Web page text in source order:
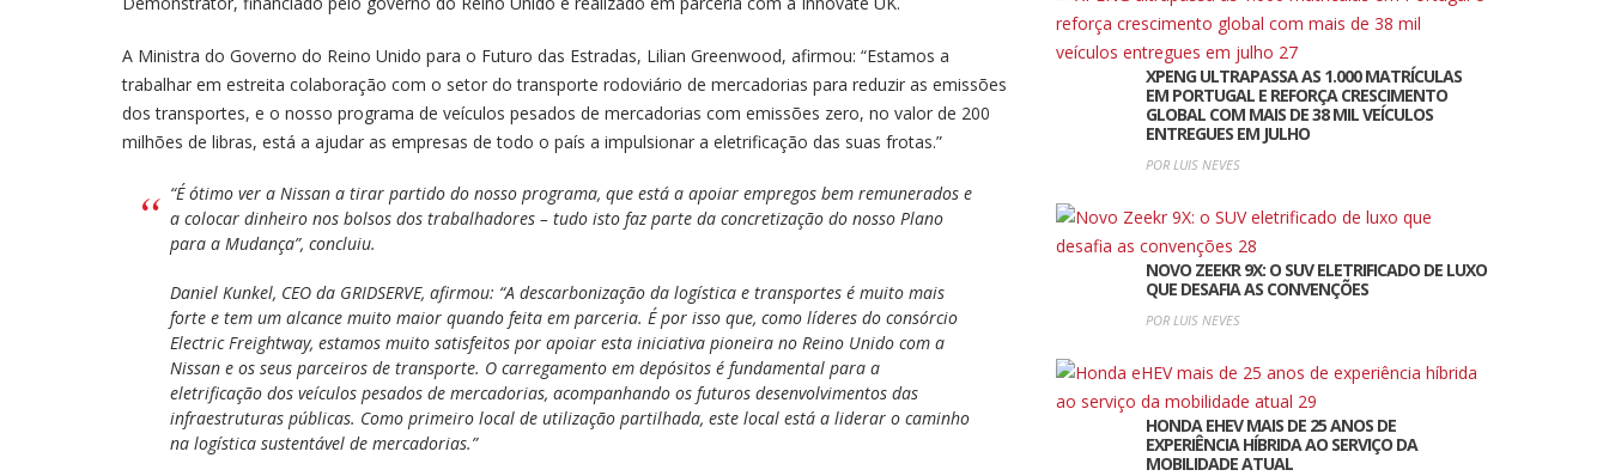
A Ministra do Governo do Reino Unido para o Futuro das Estradas, Lilian Greenwood, afirmou: “Estamos a
trabalhar em estreita colaboração com o setor do transporte rodoviário de mercadorias para reduzir as emissões
dos transportes, e o nosso programa de veículos pesados de mercadorias com emissões zero, no valor de 200
milhões de libras, está a ajudar as empresas de todo o país a impulsionar a eletrificação das suas frotas.”
“É ótimo ver a Nissan a tirar partido do nosso programa, que está a apoiar empregos bem remunerados e
a colocar dinheiro nos bolsos dos trabalhadores – tudo isto faz parte da concretização do nosso Plano
para a Mudança”, concluiu.
Daniel Kunkel, CEO da GRIDSERVE, afirmou: “A descarbonização da logística e transportes é muito mais
forte e tem um alcance muito maior quando feita em parceria. É por isso que, como líderes do consórcio
Electric Freightway, estamos muito satisfeitos por apoiar esta iniciativa pioneira no Reino Unido com a
Nissan e os seus parceiros de transporte. O carregamento em depósitos é fundamental para a
eletrificação dos veículos pesados de mercadorias, acompanhando os futuros desenvolvimentos das
infraestruturas públicas. Como primeiro local de utilização partilhada, este local está a liderar o caminho
na logística sustentável de mercadorias.”
XPENG ULTRAPASSA AS 1.000 MATRÍCULAS
EM PORTUGAL E REFORÇA CRESCIMENTO
GLOBAL COM MAIS DE 38 MIL VEÍCULOS
ENTREGUES EM JULHO
POR LUIS NEVES
NOVO ZEEKR 9X: O SUV ELETRIFICADO DE LUXO
QUE DESAFIA AS CONVENÇÕES
POR LUIS NEVES
HONDA EHEV MAIS DE 25 ANOS DE
EXPERIÊNCIA HÍBRIDA AO SERVIÇO DA
MOBILIDADE ATUAL